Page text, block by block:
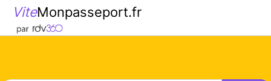
ViteMonpasseport.fr